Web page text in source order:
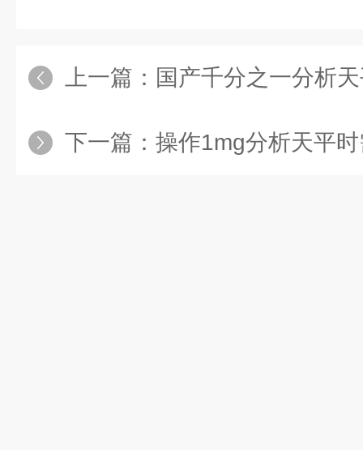
上一篇： 国产千分之一分析天平的
下一篇： 操作1mg分析天平